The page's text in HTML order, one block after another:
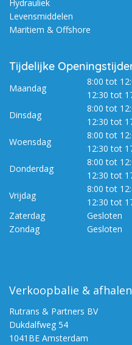
Hydrauliek
Levensmiddelen
Maritiem & Offshore
Tijdelijke
Maandag
8:00 tot
12:30 tot
Dinsdag
8:00 tot
12:30 tot
Woensdag
8:00 tot
12:30 tot
Donderdag
8:00 tot
12:30 tot
Vrijdag
8:00 tot
12:30 tot
Zaterdag
Gesloten
Zondag
Gesloten
Verkoopbalie & afhalen
Rutrans & Partners BV
Dukdalfweg 54
1041BE Amsterdam